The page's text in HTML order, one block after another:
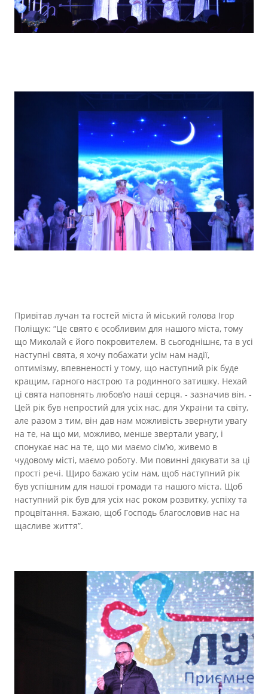
Привітав лучан та гостей міста й міський голова Ігор
Поліщук: “Це свято є особливим для нашого міста, тому
що Миколай є його покровителем. В сьогоднішнє, та в усі
наступні свята, я хочу побажати усім нам надії,
оптимізму, впевненості у тому, що наступний рік буде
кращим, гарного настрою та родинного затишку. Нехай
ці свята наповнять любов’ю наші серця. - зазначив він. -
Цей рік був непростий для усіх нас, для України та світу,
але разом з тим, він дав нам можливість звернути увагу
на те, на що ми, можливо, менше звертали увагу, і
спонукає нас на те, що ми маємо сім’ю, живемо в
чудовому місті, маємо роботу. Ми повинні дякувати за ці
прості речі. Щиро бажаю усім нам, щоб наступний рік
був успішним для нашої громади та нашого міста. Щоб
наступний рік був для усіх нас роком розвитку, успіху та
процвітання. Бажаю, щоб Господь благословив нас на
щасливе життя”.